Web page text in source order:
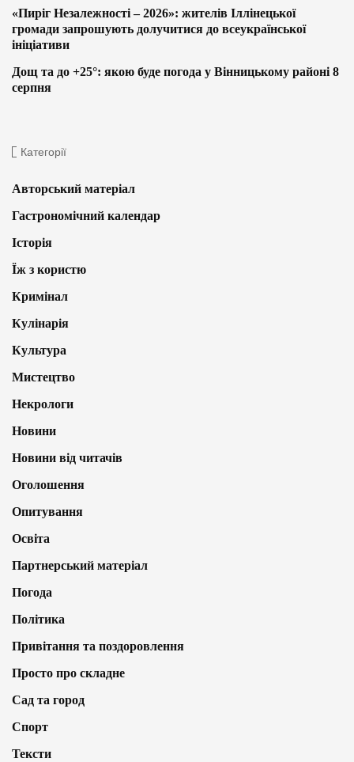
«Пиріг Незалежності – 2026»: жителів Іллінецької
громади запрошують долучитися до всеукраїнської
ініціативи
Дощ та до +25°: якою буде погода у Вінницькому районі 8
серпня
Категорії
Авторський матеріал
Гастрономічний календар
Історія
Їж з користю
Кримінал
Кулінарія
Культура
Мистецтво
Некрологи
Новини
Новини від читачів
Оголошення
Опитування
Освіта
Партнерський матеріал
Погода
Політика
Привітання та поздоровлення
Просто про складне
Сад та город
Спорт
Тексти